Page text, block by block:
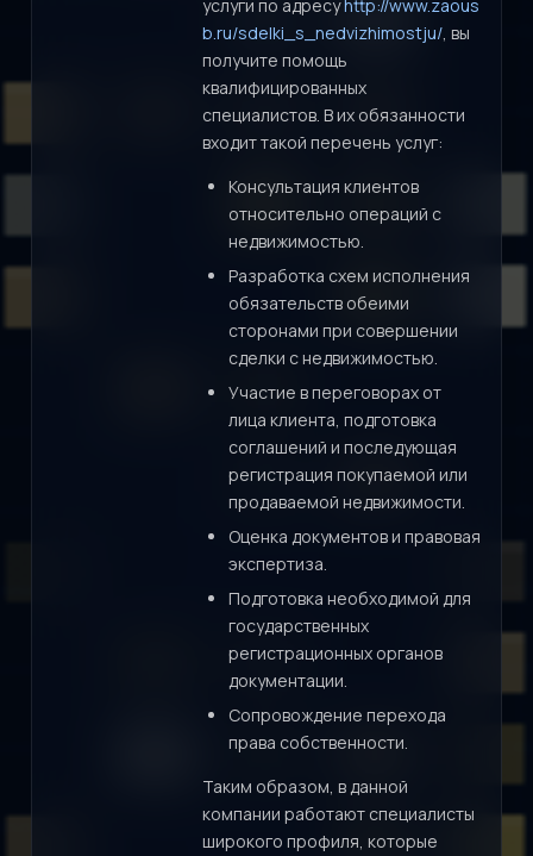
услуги по адресу http://www.zaous
b.ru/sdelki_s_nedvizhimostju/, вы
получите помощь
квалифицированных
специалистов. В их обязанности
входит такой перечень услуг:
Консультация клиентов
относительно операций с
недвижимостью.
Разработка схем исполнения
обязательств обеими
сторонами при совершении
сделки с недвижимостью.
Участие в переговорах от
лица клиента, подготовка
соглашений и последующая
регистрация покупаемой или
продаваемой недвижимости.
Оценка документов и правовая
экспертиза.
Подготовка необходимой для
государственных
регистрационных органов
документации.
Сопровождение перехода
права собственности.
Таким образом, в данной
компании работают специалисты
широкого профиля, которые